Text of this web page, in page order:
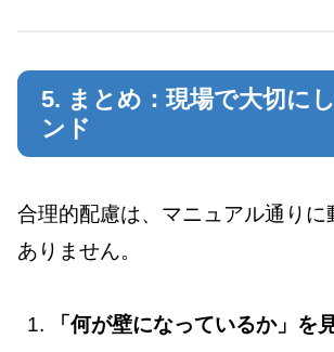
5. まとめ：現場で大切に
ンド
合理的配慮は、マニュアル通りに
ありません。
「何が壁になっているか」を